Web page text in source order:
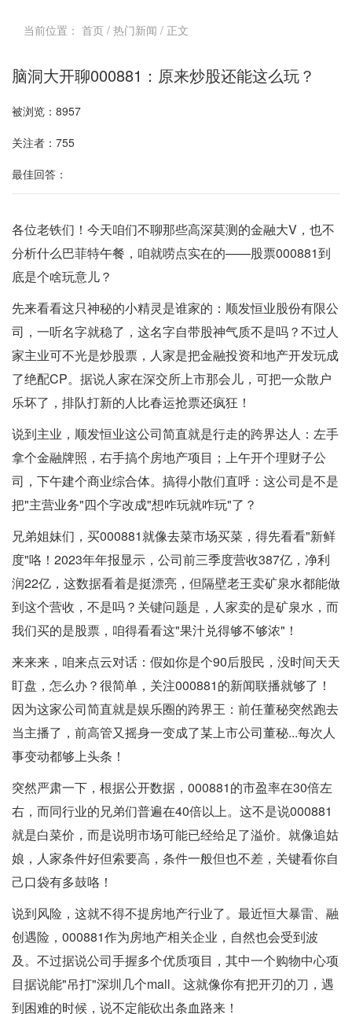
当前位置： 首页 / 热门新闻 / 正文
脑洞大开聊000881：原来炒股还能这么玩？
被浏览：8957
关注者：755
最佳回答：
各位老铁们！今天咱们不聊那些高深莫测的金融大V，也不
分析什么巴菲特午餐，咱就唠点实在的——股票000881到
底是个啥玩意儿？
先来看看这只神秘的小精灵是谁家的：顺发恒业股份有限公
司，一听名字就稳了，这名字自带股神气质不是吗？不过人
家主业可不光是炒股票，人家是把金融投资和地产开发玩成
了绝配CP。据说人家在深交所上市那会儿，可把一众散户
乐坏了，排队打新的人比春运抢票还疯狂！
说到主业，顺发恒业这公司简直就是行走的跨界达人：左手
拿个金融牌照，右手搞个房地产项目；上午开个理财子公
司，下午建个商业综合体。搞得小散们直呼：这公司是不是
把"主营业务"四个字改成"想咋玩就咋玩"了？
兄弟姐妹们，买000881就像去菜市场买菜，得先看看"新鲜
度"咯！2023年年报显示，公司前三季度营收387亿，净利
润22亿，这数据看着是挺漂亮，但隔壁老王卖矿泉水都能做
到这个营收，不是吗？关键问题是，人家卖的是矿泉水，而
我们买的是股票，咱得看看这"果汁兑得够不够浓"！
来来来，咱来点云对话：假如你是个90后股民，没时间天天
盯盘，怎么办？很简单，关注000881的新闻联播就够了！
因为这家公司简直就是娱乐圈的跨界王：前任董秘突然跑去
当主播了，前高管又摇身一变成了某上市公司董秘...每次人
事变动都够上头条！
突然严肃一下，根据公开数据，000881的市盈率在30倍左
右，而同行业的兄弟们普遍在40倍以上。这不是说000881
就是白菜价，而是说明市场可能已经给足了溢价。就像追姑
娘，人家条件好但索要高，条件一般但也不差，关键看你自
己口袋有多鼓咯！
说到风险，这就不得不提房地产行业了。最近恒大暴雷、融
创遇险，000881作为房地产相关企业，自然也会受到波
及。不过据说公司手握多个优质项目，其中一个购物中心项
目据说能"吊打"深圳几个mall。这就像你有把开刃的刀，遇
到困难的时候，说不定能砍出条血路来！